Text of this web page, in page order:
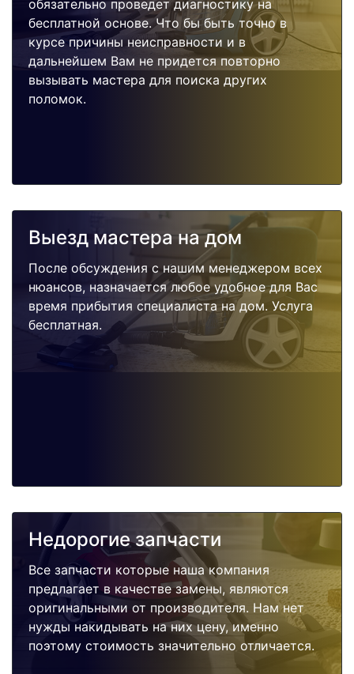
обязательно проведет диагностику на
бесплатной основе. Что бы быть точно в
курсе причины неисправности и в
дальнейшем Вам не придется повторно
вызывать мастера для поиска других
поломок.
Выезд мастера на дом
После обсуждения с нашим менеджером всех
нюансов, назначается любое удобное для Вас
время прибытия специалиста на дом. Услуга
бесплатная.
Недорогие запчасти
Все запчасти которые наша компания
предлагает в качестве замены, являются
оригинальными от производителя. Нам нет
нужды накидывать на них цену, именно
поэтому стоимость значительно отличается.